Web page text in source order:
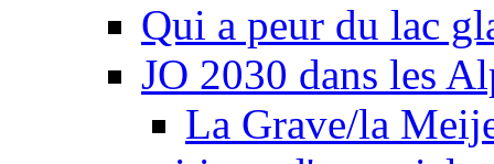
Qui a peur du lac
JO 2030 dans les
La Grave/la